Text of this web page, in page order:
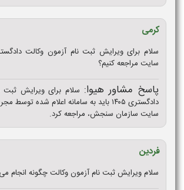
کرمی
سایت مراجعه کنیم؟
پاسخ مشاور هیوا: سلام برای ویرایش ثبت
دادگستری ۱۴۰۵ باید به سامانه اعلام‌ شده
سایت سازمان سنجش، مراجعه کرد.
فردین
سلام ویرایش ثبت نام آزمون وکالت چگونه انجام